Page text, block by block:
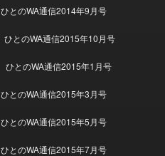
ひとのWA通信2014年9月号
ひとのWA通信2015年10月号
ひとのWA通信2015年1月号
ひとのWA通信2015年3月号
ひとのWA通信2015年5月号
ひとのWA通信2015年7月号